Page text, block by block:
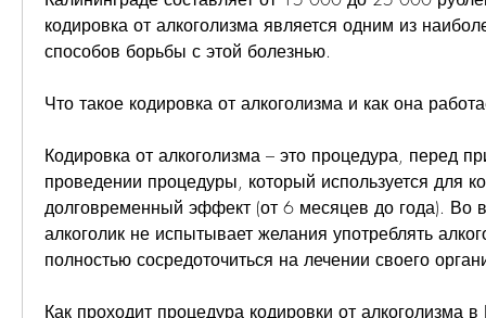
кодировка от алкоголизма является одним из
способов борьбы с этой болезнью.
Что такое кодировка от алкоголизма и как она
Кодировка от алкоголизма – это процедура, перед
проведении процедуры, который используется для
долговременный эффект (от 6 месяцев до года). Во
алкоголик не испытывает желания употреблять
полностью сосредоточиться на лечении своего
Как проходит процедура кодировки от алкоголизма